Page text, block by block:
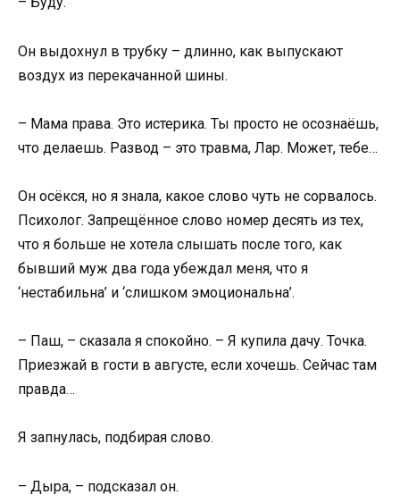
Он выдохнул в трубку – длинно, как выпускают
воздух из перекачанной шины.
– Мама права. Это истерика. Ты просто не осознаёшь,
что делаешь. Развод – это травма, Лар. Может, тебе…
Он осёкся, но я знала, какое слово чуть не сорвалось.
Психолог. Запрещённое слово номер десять из тех,
что я больше не хотела слышать после того, как
бывший муж два года убеждал меня, что я
‘нестабильна’ и ‘слишком эмоциональна’.
– Паш, – сказала я спокойно. – Я купила дачу. Точка.
Приезжай в гости в августе, если хочешь. Сейчас там
правда…
Я запнулась, подбирая слово.
– Дыра, – подсказал он.